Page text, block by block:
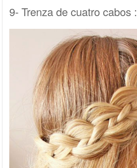
9- Trenza de cuatro cabos :